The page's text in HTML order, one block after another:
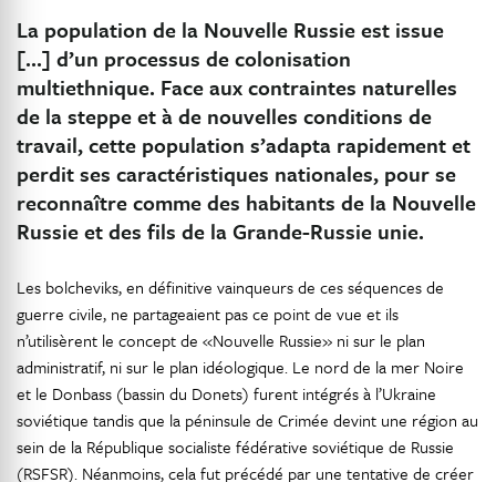
La population de la Nouvelle Russie est issue
[…] d’un processus de colonisation
multiethnique. Face aux contraintes naturelles
de la steppe et à de nouvelles conditions de
travail, cette population s’adapta rapidement et
perdit ses caractéristiques nationales, pour se
reconnaître comme des habitants de la Nouvelle
Russie et des fils de la Grande-Russie unie.
Les bolcheviks, en définitive vainqueurs de ces séquences de
guerre civile, ne partageaient pas ce point de vue et ils
n’utilisèrent le concept de «Nouvelle Russie» ni sur le plan
administratif, ni sur le plan idéologique. Le nord de la mer Noire
et le Donbass (bassin du Donets) furent intégrés à l’Ukraine
soviétique tandis que la péninsule de Crimée devint une région au
sein de la République socialiste fédérative soviétique de Russie
(RSFSR). Néanmoins, cela fut précédé par une tentative de créer